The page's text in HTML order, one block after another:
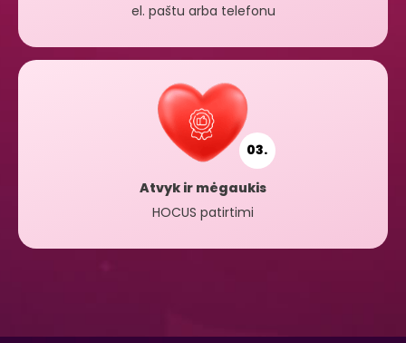
el. paštu arba telefonu
03.
Atvyk ir mėgaukis
HOCUS patirtimi